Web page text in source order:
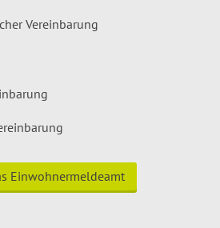
Vereinbarung
Einwohnermeldeamt